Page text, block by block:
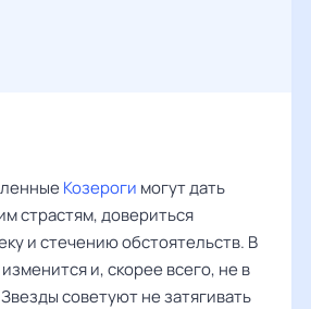
Козероги могут дать
страстям, довериться
и стечению обстоятельств. В
и, скорее всего, не в
советуют не затягивать